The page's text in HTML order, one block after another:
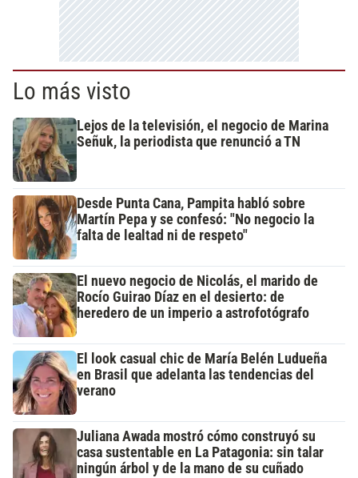
Lo más visto
Lejos de la televisión, el negocio de Marina
Señuk, la periodista que renunció a TN
Desde Punta Cana, Pampita habló sobre
Martín Pepa y se confesó: "No negocio la
falta de lealtad ni de respeto"
El nuevo negocio de Nicolás, el marido de
Rocío Guirao Díaz en el desierto: de
heredero de un imperio a astrofotógrafo
El look casual chic de María Belén Ludueña
en Brasil que adelanta las tendencias del
verano
Juliana Awada mostró cómo construyó su
casa sustentable en La Patagonia: sin talar
ningún árbol y de la mano de su cuñado